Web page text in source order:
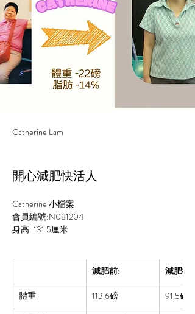
Catherine Lam
開心減肥快活人
Catherine 小檔案
會員編號:N081204
身高: 131.5厘米
減肥前: 減肥後:
體重 113.6磅 91.5磅